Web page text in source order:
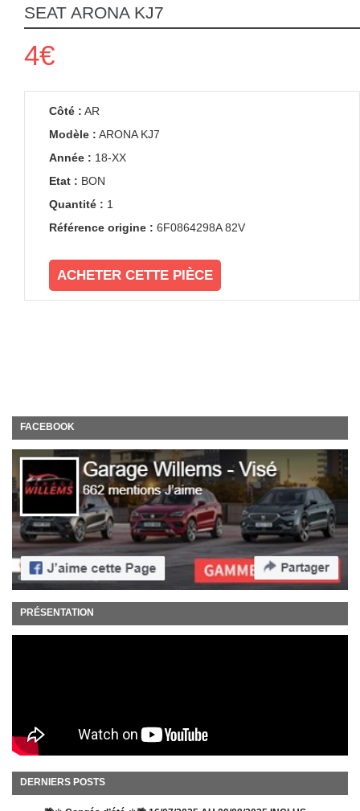
SEAT ARONA KJ7
4€
Côté : AR
Modèle : ARONA KJ7
Année : 18-XX
Etat : BON
Quantité : 1
Référence origine : 6F0864298A 82V
ACHETER CETTE PIÈCE
FACEBOOK
PRÉSENTATION
DERNIERS POSTS